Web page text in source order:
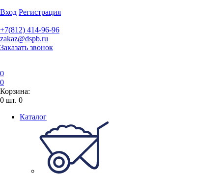
Вход Регистрация
+7(812) 414-96-96
zakaz@dspb.ru
Заказать звонок
0
0
Корзина:
0 шт. 0
Каталог